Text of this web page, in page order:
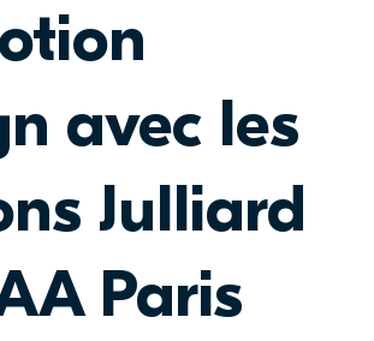
avec les
Julliard
Paris